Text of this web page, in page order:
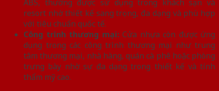
ABS, thường được sử dụng trong khách sạn và
resort nhờ thiết kế sang trọng, đa dạng và phù hợp
với tiêu chuẩn quốc tế.
Công trình thương mại:Cửa nhựa còn được ứng
dụng trong các công trình thương mại như trung
tâm thương mại, nhà hàng, quán cà phê hoặc phòng
trưng bày nhờ sự đa dạng trong thiết kế và tính
thẩm mỹ cao.